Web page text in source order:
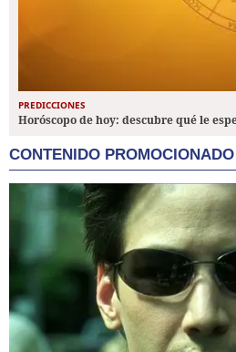
PREDICCIONES
Horóscopo de hoy: descubre qué le
CONTENIDO PROMOCIONADO